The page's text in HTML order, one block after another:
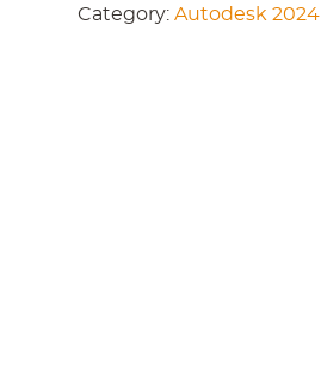
quantity
Category: Autodesk 2024